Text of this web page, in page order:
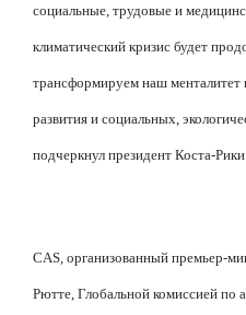
социальные, трудовые и
климатический кризис будет
трансформируем наш менталитет
развития и социальных,
подчеркнул президент Коста-Рики.
CAS, организованный премьер-
Рютте, Глобальной комиссией по